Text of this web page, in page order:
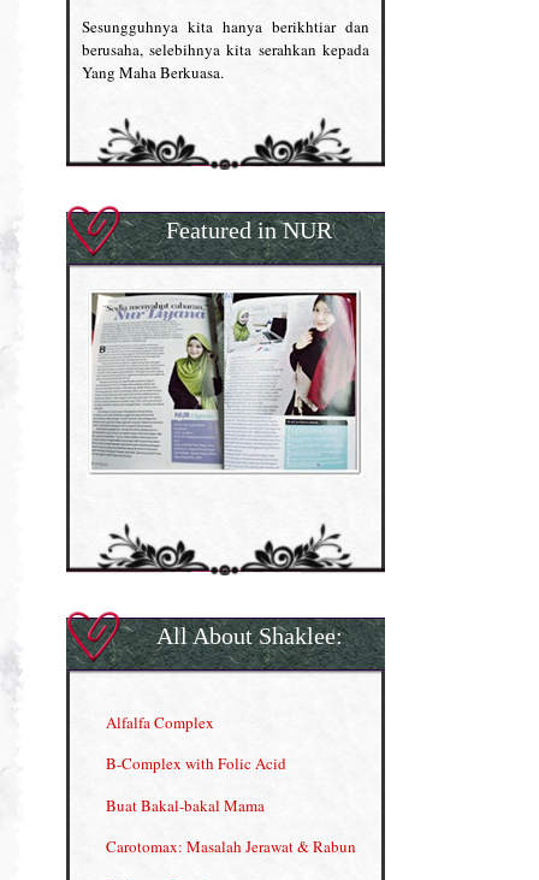
Sesungguhnya kita hanya berikhtiar dan
berusaha, selebihnya kita serahkan kepada
Yang Maha Berkuasa.
Featured in NUR
All About Shaklee:
Alfalfa Complex
B-Complex with Folic Acid
Buat Bakal-bakal Mama
Carotomax: Masalah Jerawat & Rabun